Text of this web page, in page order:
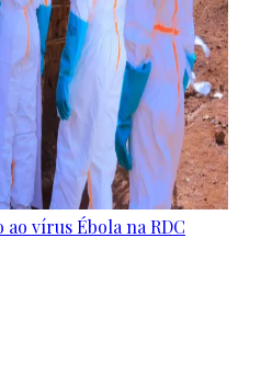
vírus Ébola na RDC